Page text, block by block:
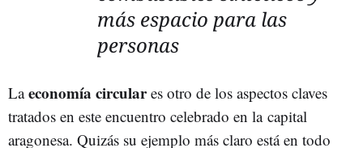
más espacio para las
personas
Laeconomía circulares otro de los aspectos claves
tratados en este encuentro celebrado en la capital
aragonesa. Quizás su ejemplo más claro está en todo